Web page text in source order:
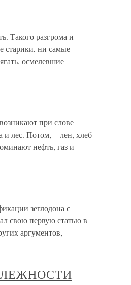
Такого разгрома и
старики, ни самые
осмелевшие
при слове
и лес. Потом, – лен, хлеб
нефть, газ и
зеглодона с
свою первую статью в
аргументов,